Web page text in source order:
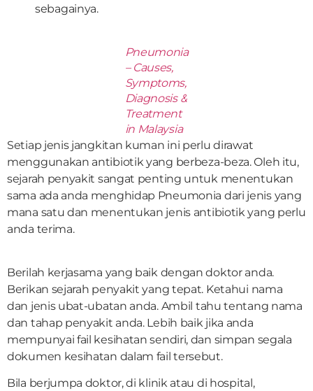
sebagainya.
Pneumonia
– Causes,
Symptoms,
Diagnosis &
Treatment
in Malaysia
Setiap jenis jangkitan kuman ini perlu dirawat
menggunakan antibiotik yang berbeza-beza. Oleh itu,
sejarah penyakit sangat penting untuk menentukan
sama ada anda menghidap Pneumonia dari jenis yang
mana satu dan menentukan jenis antibiotik yang perlu
anda terima.
Berilah kerjasama yang baik dengan doktor anda.
Berikan sejarah penyakit yang tepat. Ketahui nama
dan jenis ubat-ubatan anda. Ambil tahu tentang nama
dan tahap penyakit anda. Lebih baik jika anda
mempunyai fail kesihatan sendiri, dan simpan segala
dokumen kesihatan dalam fail tersebut.
Bila berjumpa doktor, di klinik atau di hospital,